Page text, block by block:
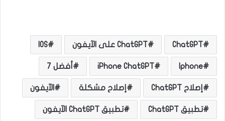
ChatGPT ChatGPT على الآيفون IOS
Iphone
iPhone ChatGPT أفضل 7
إصلاح ChatGPT إصلاح مشكلة الآيفون
تطبيق ChatGPT تطبيق ChatGPT الآيفون